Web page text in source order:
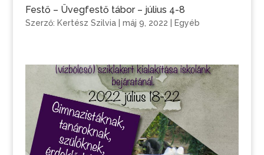
Festő – Üvegfestő tábor – július 4-8
Szerző: Kertész Szilvia| máj 9, 2022 Egyéb